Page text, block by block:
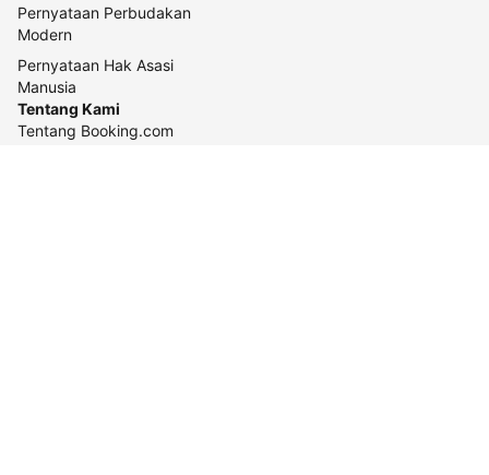
Pernyataan Perbudakan
Modern
Pernyataan Hak Asasi
Manusia
Tentang Kami
Tentang Booking.com